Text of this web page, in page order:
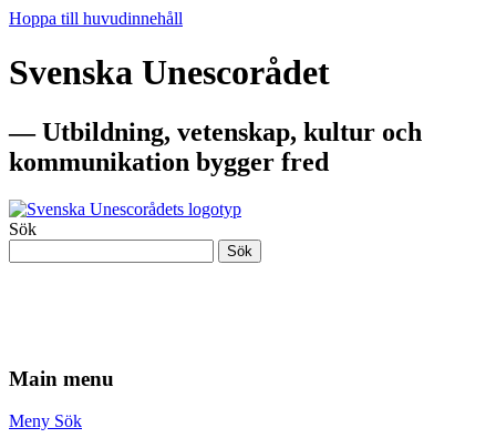
Hoppa till huvudinnehåll
Svenska Unescorådet
— Utbildning, vetenskap, kultur och
kommunikation bygger fred
Sök
Sök
Main menu
Meny Sök